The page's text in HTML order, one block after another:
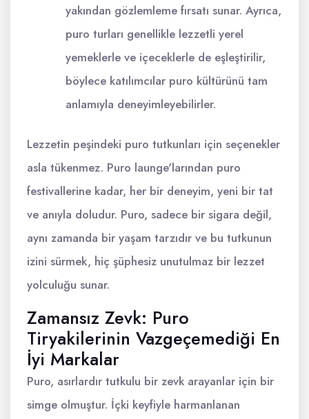
yakından gözlemleme fırsatı sunar. Ayrıca,
puro turları genellikle lezzetli yerel
yemeklerle ve içeceklerle de eşleştirilir,
böylece katılımcılar puro kültürünü tam
anlamıyla deneyimleyebilirler.
Lezzetin peşindeki puro tutkunları için seçenekler
asla tükenmez. Puro launge'larından puro
festivallerine kadar, her bir deneyim, yeni bir tat
ve anıyla doludur. Puro, sadece bir sigara değil,
aynı zamanda bir yaşam tarzıdır ve bu tutkunun
izini sürmek, hiç şüphesiz unutulmaz bir lezzet
yolculuğu sunar.
Zamansız Zevk: Puro
Tiryakilerinin Vazgeçemediği En
İyi Markalar
Puro, asırlardır tutkulu bir zevk arayanlar için bir
simge olmuştur. İçki keyfiyle harmanlanan